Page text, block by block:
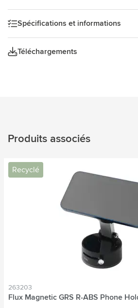
inclus. Certifié RCS. Matière recyclée
Spécifications et informations
Téléchargements
Produits associés
Recyclé
263203
Flux Magnetic GRS R-ABS Phone